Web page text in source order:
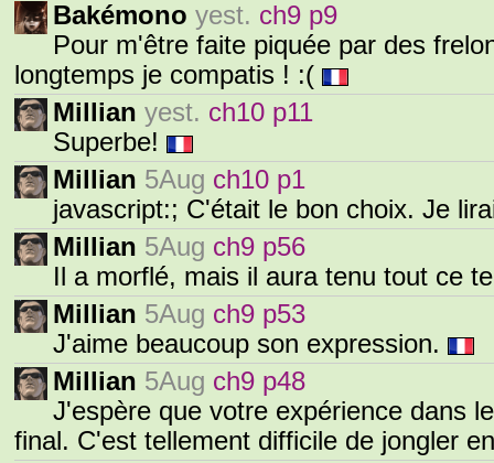
Bakémono yest. ch9 p9
Pour m'être faite piquée par des
longtemps je compatis ! :(
Millian yest. ch10 p11
Superbe!
Millian 5Aug ch10 p1
javascript:; C'était le bon choix. Je
Millian 5Aug ch9 p56
Il a morflé, mais il aura tenu tout ce
Millian 5Aug ch9 p53
J'aime beaucoup son expression.
Millian 5Aug ch9 p48
J'espère que votre expérience dans
final. C'est tellement difficile de jongler